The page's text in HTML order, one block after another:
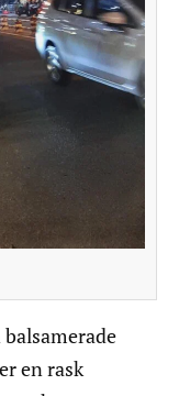
en rask